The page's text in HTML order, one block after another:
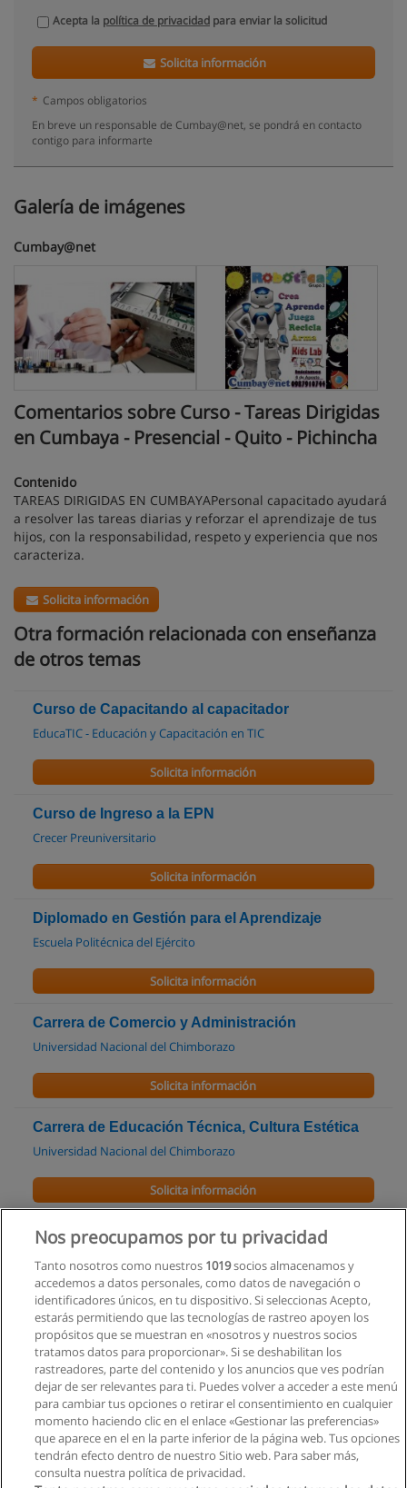
Acepta la política de privacidad para enviar la solicitud
Solicita información
* Campos obligatorios
En breve un responsable de Cumbay@net, se pondrá en contacto
contigo para informarte
Galería de imágenes
Cumbay@net
Comentarios sobre Curso - Tareas Dirigidas
en Cumbaya - Presencial - Quito - Pichincha
Contenido
TAREAS DIRIGIDAS EN CUMBAYAPersonal capacitado ayudará
a resolver las tareas diarias y reforzar el aprendizaje de tus
hijos, con la responsabilidad, respeto y experiencia que nos
caracteriza.
Solicita información
Otra formación relacionada con enseñanza
de otros temas
Curso de Capacitando al capacitador
EducaTIC - Educación y Capacitación en TIC
Solicita información
Curso de Ingreso a la EPN
Crecer Preuniversitario
Solicita información
Diplomado en Gestión para el Aprendizaje
Escuela Politécnica del Ejército
Solicita información
Carrera de Comercio y Administración
Universidad Nacional del Chimborazo
Solicita información
Carrera de Educación Técnica, Cultura Estética
Universidad Nacional del Chimborazo
Solicita información
Maestría en Gerencia Educativa
Solicita información
Especialización Superior en Gerencia Educativa
(Segunda llamada)
Universidad Andina Simón Bolívar
Solicita información
Nos preocupamos por tu privacidad
Tanto nosotros como nuestros 1019socios almacenamos y
accedemos a datos personales, como datos de navegación o
identificadores únicos, en tu dispositivo. Si seleccionas Acepto,
estarás permitiendo que las tecnologías de rastreo apoyen los
propósitos que se muestran en «nosotros y nuestros socios
tratamos datos para proporcionar». Si se deshabilitan los
rastreadores, parte del contenido y los anuncios que ves podrían
dejar de ser relevantes para ti. Puedes volver a acceder a este menú
para cambiar tus opciones o retirar el consentimiento en cualquier
momento haciendo clic en el enlace «Gestionar las preferencias»
que aparece en el en la parte inferior de la página web. Tus opciones
tendrán efecto dentro de nuestro Sitio web. Para saber más,
consulta nuestra política de privacidad.